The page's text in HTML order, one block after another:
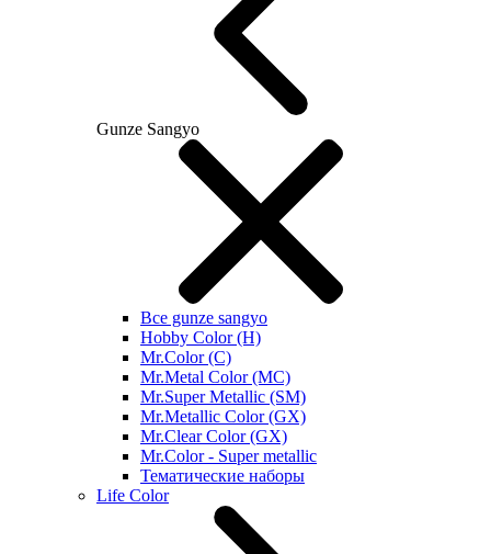
Gunze Sangyo
Все gunze sangyo
Hobby Color (H)
Mr.Color (C)
Mr.Metal Color (MC)
Mr.Super Metallic (SM)
Mr.Metallic Color (GX)
Mr.Clear Color (GX)
Mr.Color - Super metallic
Тематические наборы
Life Color